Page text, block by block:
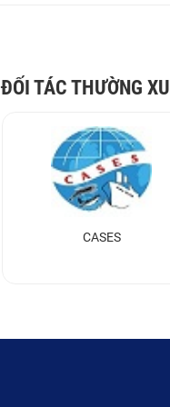
ĐỐI TÁC THƯỜNG
CASES